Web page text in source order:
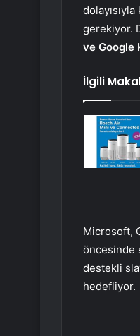
gerekiyor.
ve Google
İlgili
Microsoft,
öncesinde
destekli
hedefliyor.